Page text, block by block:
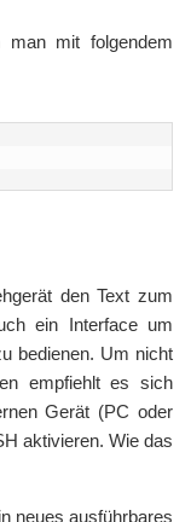
man mit folgendem
den Text zum
ein Interface um
bedienen. Um nicht
empfiehlt es sich
Gerät (PC oder
aktivieren. Wie das
neues ausführbares